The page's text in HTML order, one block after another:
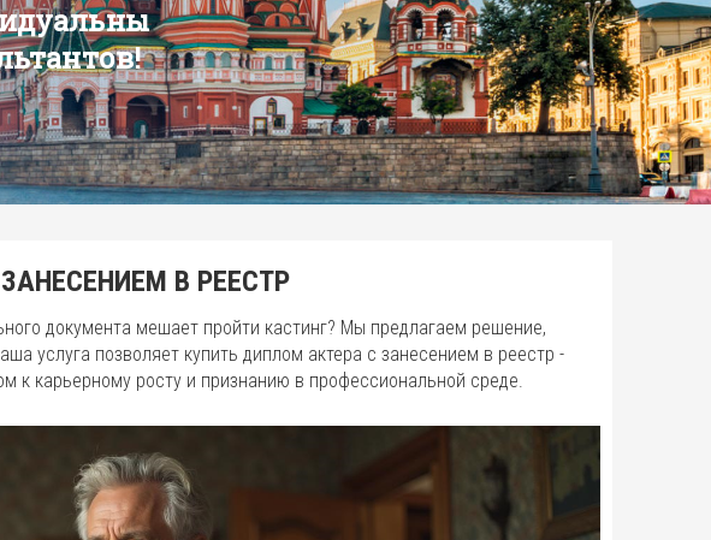
В РЕЕСТР
документа мешает пройти кастинг? Мы предлагаем решение,
услуга позволяет купить диплом актера с занесением в реестр -
к карьерному росту и признанию в профессиональной среде.